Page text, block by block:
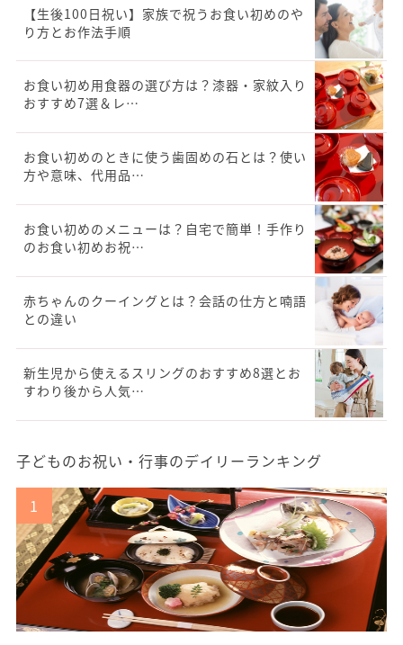
【生後100日祝い】家族で祝うお食い初めのや
り方とお作法手順
お食い初め用食器の選び方は？漆器・家紋入り
おすすめ7選＆レ…
お食い初めのときに使う歯固めの石とは？使い
方や意味、代用品…
お食い初めのメニューは？自宅で簡単！手作り
のお食い初めお祝…
赤ちゃんのクーイングとは？会話の仕方と喃語
との違い
新生児から使えるスリングのおすすめ8選とお
すわり後から人気…
子どものお祝い・行事のデイリーランキング